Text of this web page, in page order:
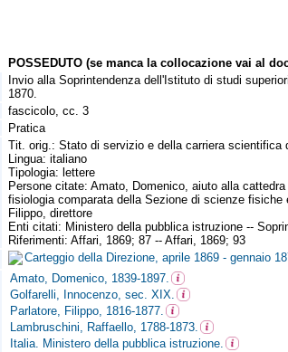
POSSEDUTO (se manca la collocazione vai al
Invio alla Soprintendenza dell'Istituto di studi
1870.
fascicolo, cc. 3
Pratica
Tit. orig.: Stato di servizio e della carriera scientifica
Lingua: italiano
Tipologia: lettere
Persone citate: Amato, Domenico, aiuto alla
fisiologia comparata della Sezione di scienze
Filippo, direttore
Enti citati: Ministero della pubblica istruzione --
Riferimenti: Affari, 1869; 87 -- Affari, 1869; 93
Carteggio della Direzione, aprile 1869 - gennaio
Amato, Domenico, 1839-1897.
Golfarelli, Innocenzo, sec. XIX.
Parlatore, Filippo, 1816-1877.
Lambruschini, Raffaello, 1788-1873.
Italia. Ministero della pubblica istruzione.